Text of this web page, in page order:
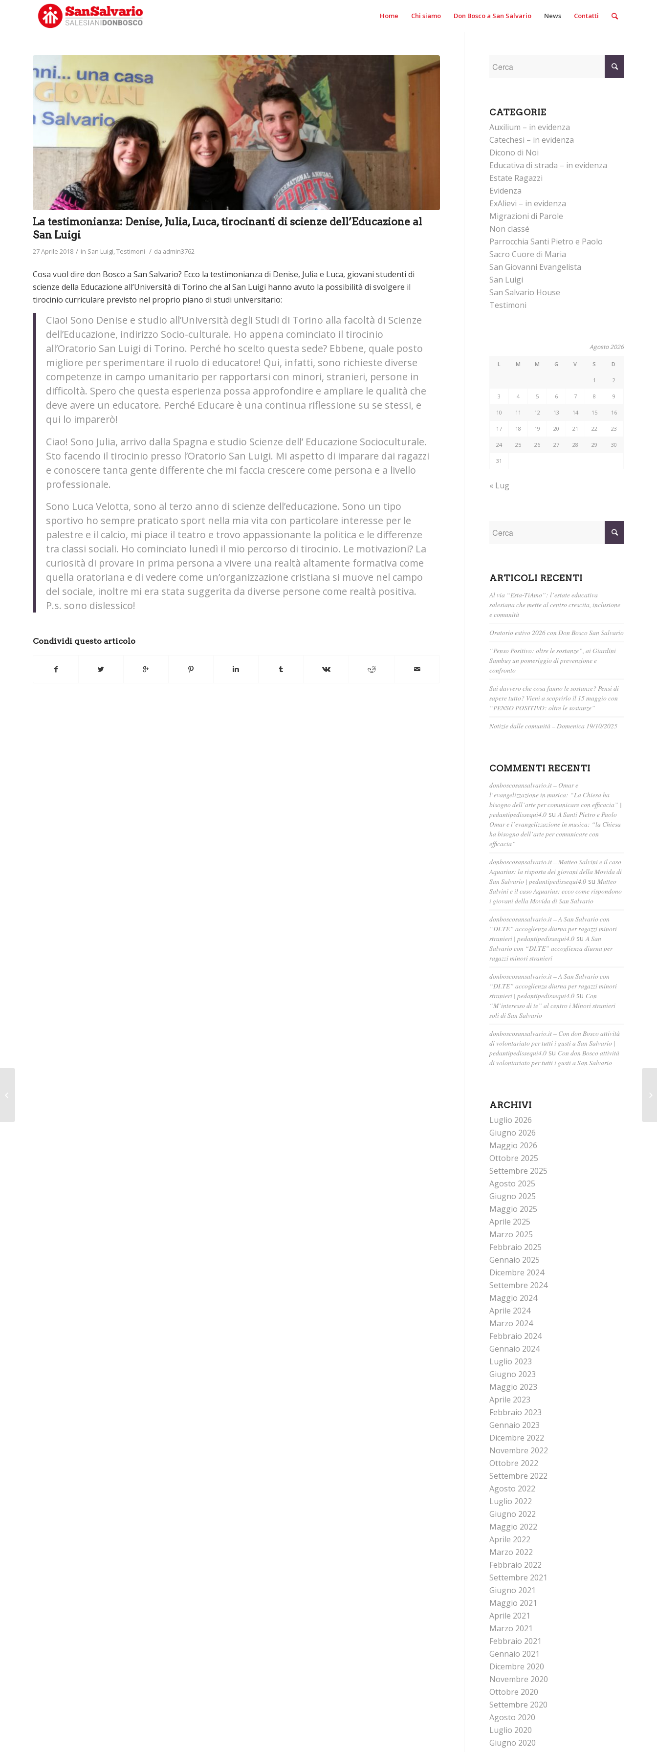
Home Chi siamo Don Bosco a San Salvario News Contatti
La testimonianza: Denise, Julia, Luca, tirocinanti di scienze dell’Educazione al
San Luigi
27 Aprile 2018 / in San Luigi Testimoni / da admin3762
Cosa vuol dire don Bosco a San Salvario? Ecco la testimonianza di Denise, Julia e Luca, giovani studenti di
scienze della Educazione all’Università di Torino che al San Luigi hanno avuto la possibilità di svolgere il
tirocinio curriculare previsto nel proprio piano di studi universitario:
Ciao! Sono Denise e studio all’Università degli Studi di Torino alla facoltà di Scienze
dell’Educazione, indirizzo Socio-culturale. Ho appena cominciato il tirocinio
all’Oratorio San Luigi di Torino. Perché ho scelto questa sede? Ebbene, quale posto
migliore per sperimentare il ruolo di educatore! Qui, infatti, sono richieste diverse
competenze in campo umanitario per rapportarsi con minori, stranieri, persone in
difficoltà. Spero che questa esperienza possa approfondire e ampliare le qualità che
deve avere un educatore. Perché Educare è una continua riflessione su se stessi, e
qui lo imparerò!
Ciao! Sono Julia, arrivo dalla Spagna e studio Scienze dell’ Educazione Socioculturale.
Sto facendo il tirocinio presso l’Oratorio San Luigi. Mi aspetto di imparare dai ragazzi
e conoscere tanta gente differente che mi faccia crescere come persona e a livello
professionale.
Sono Luca Velotta, sono al terzo anno di scienze dell’educazione. Sono un tipo
sportivo ho sempre praticato sport nella mia vita con particolare interesse per le
palestre e il calcio, mi piace il teatro e trovo appassionante la politica e le differenze
tra classi sociali. Ho cominciato lunedì il mio percorso di tirocinio. Le motivazioni? La
curiosità di provare in prima persona a vivere una realtà altamente formativa come
quella oratoriana e di vedere come un’organizzazione cristiana si muove nel campo
del sociale, inoltre mi era stata suggerita da diverse persone come realtà positiva.
P.s. sono dislessico!
Condividi questo articolo
CATEGORIE
Auxilium – in evidenza
Catechesi – in evidenza
Dicono di Noi
Educativa di strada – in evidenza
Estate Ragazzi
Evidenza
ExAlievi – in evidenza
Migrazioni di Parole
Non classé
Parrocchia Santi Pietro e Paolo
Sacro Cuore di Maria
San Giovanni Evangelista
San Luigi
San Salvario House
Testimoni
Agosto 2026
L M M G V S D
1 2
3 4 5 6 7 8 9
10 11 12 13 14 15 16
17 18 19 20 21 22 23
24 25 26 27 28 29 30
31
« Lug
ARTICOLI RECENTI
Al via “Esta-TiAmo”: l’estate educativa
salesiana che mette al centro crescita, inclusione
e comunità
Oratorio estivo 2026 con Don Bosco San Salvario
“Penso Positivo: oltre le sostanze”, ai Giardini
Sambuy un pomeriggio di prevenzione e
confronto
Sai davvero che cosa fanno le sostanze? Pensi di
sapere tutto? Vieni a scoprirlo il 15 maggio con
“PENSO POSITIVO: oltre le sostanze”
Notizie dalle comunità – Domenica 19/10/2025
COMMENTI RECENTI
donboscosansalvario.it – Omar e
l’evangelizzazione in musica: “La Chiesa ha
bisogno dell’arte per comunicare con efficacia” |
pedantipedissequi4.0 suA Santi Pietro e Paolo
Omar e l’evangelizzazione in musica: “la Chiesa
ha bisogno dell’arte per comunicare con
efficacia”
donboscosansalvario.it – Matteo Salvini e il caso
Aquarius: la risposta dei giovani della Movida di
San Salvario | pedantipedissequi4.0 suMatteo
Salvini e il caso Aquarius: ecco come rispondono
i giovani della Movida di San Salvario
donboscosansalvario.it – A San Salvario con
“DI.TE” accoglienza diurna per ragazzi minori
stranieri | pedantipedissequi4.0 suA San
Salvario con “DI.TE” accoglienza diurna per
ragazzi minori stranieri
donboscosansalvario.it – A San Salvario con
“DI.TE” accoglienza diurna per ragazzi minori
stranieri | pedantipedissequi4.0 su Con
“M’interesso di te” al centro i Minori stranieri
soli di San Salvario
donboscosansalvario.it – Con don Bosco attività
di volontariato per tutti i gusti a San Salvario |
pedantipedissequi4.0 su Con don Bosco attività
di volontariato per tutti i gusti a San Salvario
ARCHIVI
Luglio 2026
Giugno 2026
Maggio 2026
Ottobre 2025
Settembre 2025
Agosto 2025
Giugno 2025
Maggio 2025
Aprile 2025
Marzo 2025
Febbraio 2025
Gennaio 2025
Dicembre 2024
Settembre 2024
Maggio 2024
Aprile 2024
Marzo 2024
Febbraio 2024
Gennaio 2024
Luglio 2023
Giugno 2023
Maggio 2023
Aprile 2023
Febbraio 2023
Gennaio 2023
Dicembre 2022
Novembre 2022
Ottobre 2022
Settembre 2022
Agosto 2022
Luglio 2022
Giugno 2022
Maggio 2022
Aprile 2022
Marzo 2022
Febbraio 2022
Settembre 2021
Giugno 2021
Maggio 2021
Aprile 2021
Marzo 2021
Febbraio 2021
Gennaio 2021
Dicembre 2020
Novembre 2020
Ottobre 2020
Settembre 2020
Agosto 2020
Luglio 2020
Giugno 2020